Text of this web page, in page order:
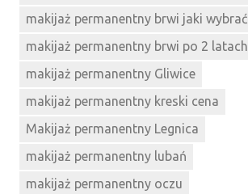
makijaż permanentny brwi jaki wybrać
makijaż permanentny brwi po 2 latach
makijaż permanentny Gliwice
makijaż permanentny kreski cena
Makijaż permanentny Legnica
makijaż permanentny lubań
makijaż permanentny oczu